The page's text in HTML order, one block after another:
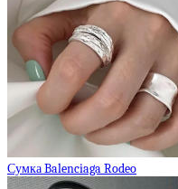
Сумка Balenciaga Rodeo